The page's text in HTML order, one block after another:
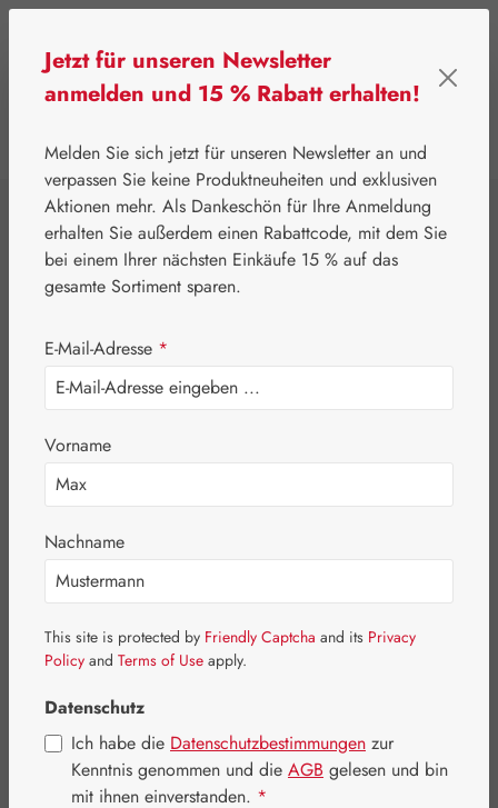
⌂ Leitner Lifecare
Blütenessenzen
Australian Bush Flowers Essences®
Crowea Tropfen
Bildergalerie überspringen
Jetzt für unseren Newsletter
anmelden und 15 % Rabatt erhalten!
Melden Sie sich jetzt für unseren Newsletter an und
verpassen Sie keine Produktneuheiten und exklusiven
Aktionen mehr. Als Dankeschön für Ihre Anmeldung
erhalten Sie außerdem einen Rabattcode, mit dem Sie
bei einem Ihrer nächsten Einkäufe 15 % auf das
gesamte Sortiment sparen.
E-Mail-Adresse *
Vorname
Nachname
This site is protected by Friendly Captcha and its Privacy
Policy and Terms of Use apply.
Datenschutz
Ich habe die Datenschutzbestimmungen zur
Kenntnis genommen und die AGB gelesen und bin
mit ihnen einverstanden. *